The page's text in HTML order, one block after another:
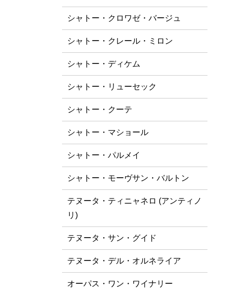
シャトー・クロワゼ・バージュ
シャトー・クレール・ミロン
シャトー・ディケム
シャトー・リューセック
シャトー・クーテ
シャトー・マショール
シャトー・パルメイ
シャトー・モーヴサン・バルトン
テヌータ・ティニャネロ (アンティノ
リ)
テヌータ・サン・グイド
テヌータ・デル・オルネライア
オーパス・ワン・ワイナリー